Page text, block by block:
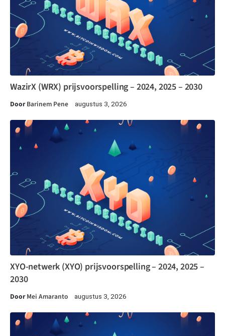
WazirX (WRX) prijsvoorspelling – 2024, 2025 – 2030
DoorBarinem Pene augustus 3, 2026
XYO-netwerk (XYO) prijsvoorspelling – 2024, 2025 –
2030
DoorMei Amaranto augustus 3, 2026